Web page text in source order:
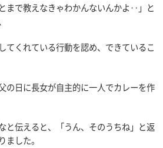
まで教えなきゃわかんないんかよ‥」と
てくれている行動を認め、できているこ
の日に長女が自主的に一人でカレーを作
と伝えると、「うん、そのうちね」と返
した。